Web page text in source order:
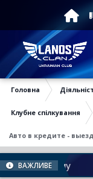
Головна
Клубне спілкування
Авто в кредите -
ВАЖЛИВЕ
Форуму